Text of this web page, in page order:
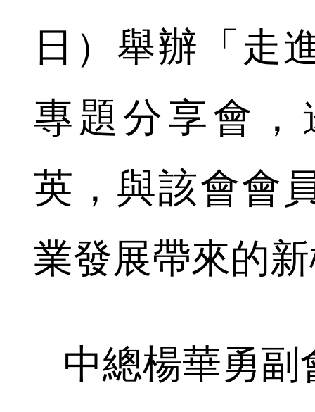
日）舉辦「走
專題分享會
英，與該會會
業發展帶來的
中總楊華勇副